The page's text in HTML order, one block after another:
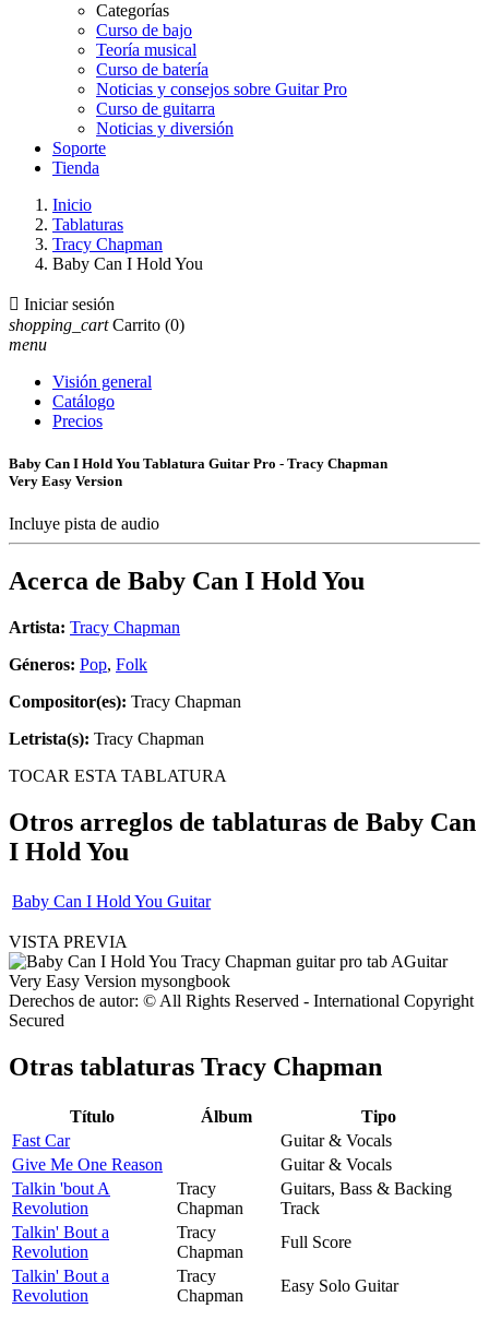
Categorías
Curso de bajo
Teoría musical
Curso de batería
Noticias y consejos sobre Guitar Pro
Curso de guitarra
Noticias y diversión
Soporte
Tienda
Inicio
Tablaturas
Tracy Chapman
Baby Can I Hold You
 Iniciar sesión
shopping_cart Carrito (0)
menu
Visión general
Catálogo
Precios
Baby Can I Hold You Tablatura Guitar Pro - Tracy Chapman
Very Easy Version
Incluye pista de audio
Acerca de Baby Can I Hold You
Artista: Tracy Chapman
Géneros: Pop, Folk
Compositor(es): Tracy Chapman
Letrista(s): Tracy Chapman
TOCAR ESTA TABLATURA
Otros arreglos de tablaturas de Baby Can
I Hold You
Baby Can I Hold You Guitar
VISTA PREVIA
Derechos de autor: © All Rights Reserved - International Copyright
Secured
Otras tablaturas Tracy Chapman
Título Álbum
Tipo
Fast Car
Guitar & Vocals
Give Me One Reason
Guitar & Vocals
Talkin 'bout A
Revolution
Tracy
Chapman
Guitars, Bass & Backing
Track
Talkin' Bout a
Revolution
Tracy
Chapman
Full Score
Talkin' Bout a
Revolution
Tracy
Chapman
Easy Solo Guitar